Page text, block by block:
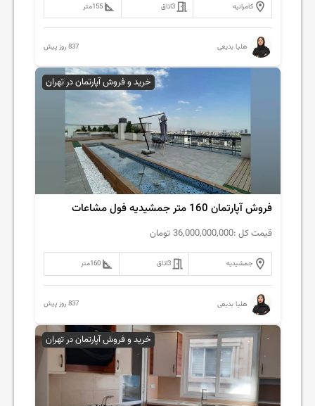
کامرانیه 3اتاق 155متر
هلیا بدیعی 837 روز پیش
خرید و فروش آپارتمان در تهران
فروش آپارتمان 160 متر جمشیدیه فول مشاعات
قیمت کل :36,000,000,000 تومان
جمشیدیه 3اتاق 160متر
هلیا بدیعی 837 روز پیش
خرید و فروش آپارتمان در تهران